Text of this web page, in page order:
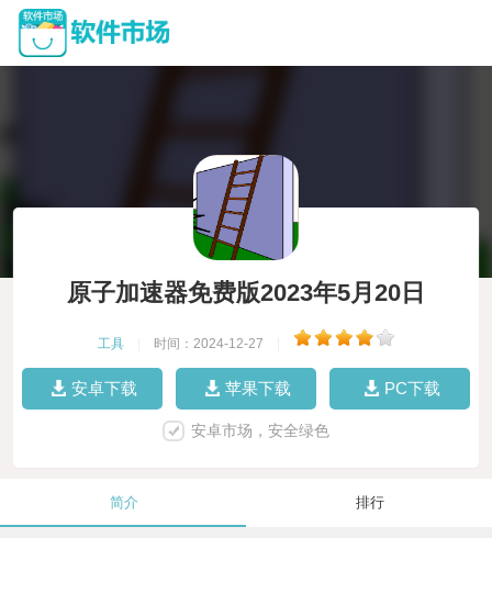
原子加速器免费版2023年5月20日
工具 时间：2024-12-27
安卓下载 苹果下载 PC下载
安卓市场，安全绿色
简介 排行